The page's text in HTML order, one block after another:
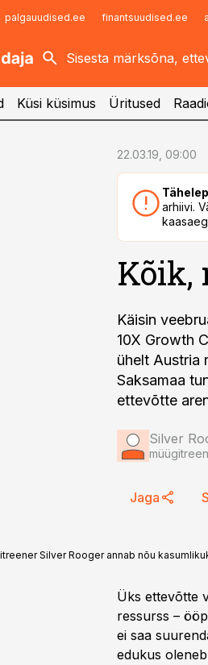
palgauudised.ee finantsuudised.ee
imelineajalugu.ee
Küsi küsimus Üritused
22.03.19, 09:00
arhiivi.
Kõik,
Käisin
10X Growth
ühelt Austria
Saksamaa
ettevõtte
Silver
Jaga
Silver Rooger annab nõu
Üks ettevõtte
ressurss –
ei saa
edukus